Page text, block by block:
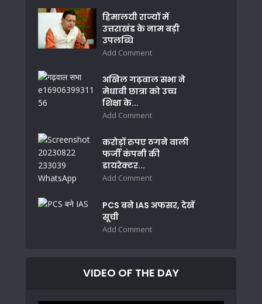
हिमालयी राज्यों में
उत्तराखंड के नाम बड़ी
उपलब्धि
Add Comment
अखिल गढ़वाल सभा ने
मेधावी छात्रा को उच्च
शिक्षा के...
Add Comment
करोड़ों रुपए ठगने वाली
फर्जी कंपनी की
डायरेक्टर...
Add Comment
PCS बने IAS अफसर, देखें
सूची
Add Comment
VIDEO OF THE DAY